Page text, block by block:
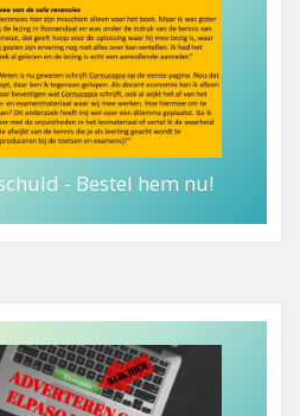
- Bestel hem nu!